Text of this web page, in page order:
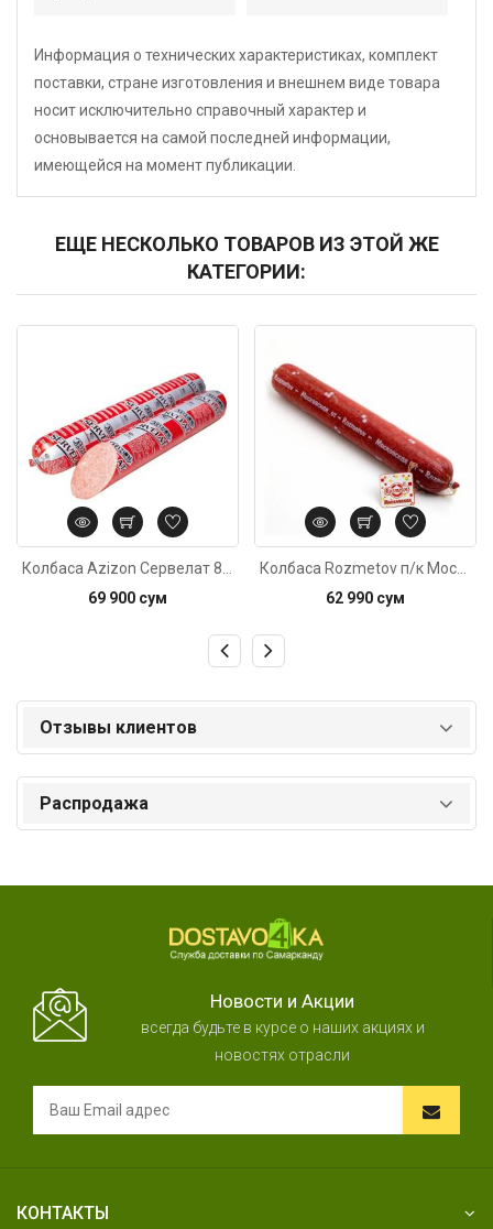
Информация о технических характеристиках, комплект
поставки, стране изготовления и внешнем виде товара
носит исключительно справочный характер и
основывается на самой последней информации,
имеющейся на момент публикации.
ЕЩЕ НЕСКОЛЬКО ТОВАРОВ ИЗ ЭТОЙ ЖЕ
КАТЕГОРИИ:
69 900 сум
62 990 сум
Отзывы клиентов
Распродажа
Новости и Акции
всегда будьте в курсе о наших акциях и
новостях отрасли
КОНТАКТЫ